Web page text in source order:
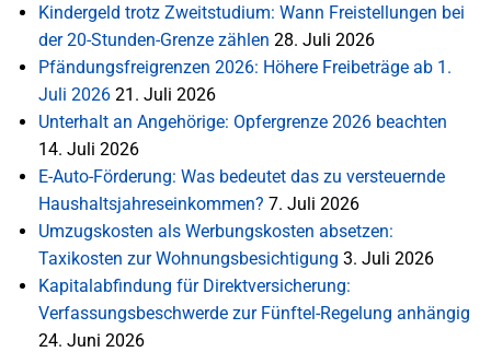
Kindergeld trotz Zweitstudium: Wann Freistellungen bei
der 20-Stunden-Grenze zählen 28. Juli 2026
Pfändungsfreigrenzen 2026: Höhere Freibeträge ab 1.
Juli 2026 21. Juli 2026
Unterhalt an Angehörige: Opfergrenze 2026 beachten
14. Juli 2026
E-Auto-Förderung: Was bedeutet das zu versteuernde
Haushaltsjahreseinkommen? 7. Juli 2026
Umzugskosten als Werbungskosten absetzen:
Taxikosten zur Wohnungsbesichtigung 3. Juli 2026
Kapitalabfindung für Direktversicherung:
Verfassungsbeschwerde zur Fünftel-Regelung anhängig
24. Juni 2026